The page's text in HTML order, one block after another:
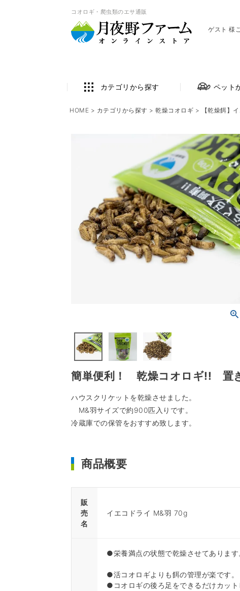
コオロギ・爬虫類のエサ通販
ゲスト 様
カテゴリから探す ペット
HOME カテゴリから探す 乾燥コオロギ 【乾燥餌】
簡単便利！ 乾燥コオロギ!! 置
ハウスクリケットを乾燥させました。
M&羽サイズで約900匹入りです。
冷蔵庫での保管をおすすめ致します。
商品概要
販
売
名
イエコドライ M&羽 70g
●栄養満点の状態で乾燥させてあります
●活コオロギよりも餌の管理が楽です。
●コオロギの後ろ足をできるだけカット